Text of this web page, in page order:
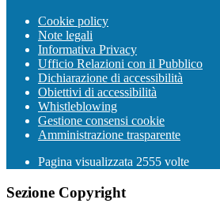
Cookie policy
Note legali
Informativa Privacy
Ufficio Relazioni con il Pubblico
Dichiarazione di accessibilità
Obiettivi di accessibilità
Whistleblowing
Gestione consensi cookie
Amministrazione trasparente
Pagina visualizzata 2555 volte
Sezione Copyright